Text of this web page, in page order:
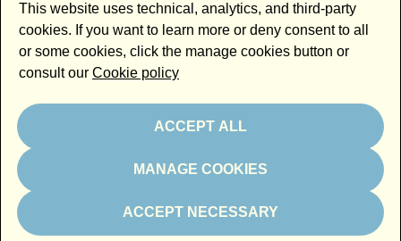
Newsletter
Email
This website uses technical, analytics, and third-party
cookies. If you want to learn more or deny consent to all
or some cookies, click the manage cookies button or
consult our Cookie policy
ACCEPT ALL
MANAGE COOKIES
ACCEPT NECESSARY